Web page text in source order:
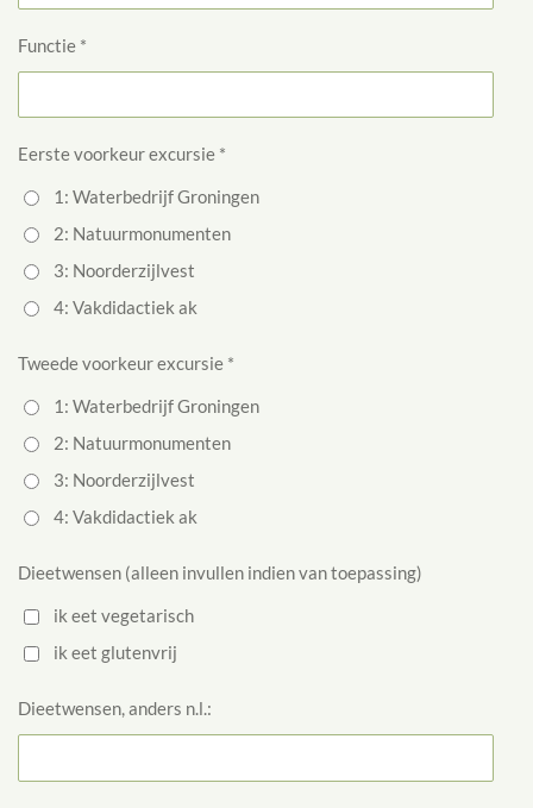
Functie *
Eerste voorkeur excursie *
1: Waterbedrijf Groningen
2: Natuurmonumenten
3: Noorderzijlvest
4: Vakdidactiek ak
Tweede voorkeur excursie *
1: Waterbedrijf Groningen
2: Natuurmonumenten
3: Noorderzijlvest
4: Vakdidactiek ak
Dieetwensen (alleen invullen indien van toepassing)
ik eet vegetarisch
ik eet glutenvrij
Dieetwensen, anders n.l.: